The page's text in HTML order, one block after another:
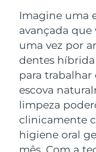
Imagine uma
avançada que
uma vez por
dentes
para
escova
limpeza
clinicamente
higiene oral
mês. Com a
For
Hidratação
Deep
FAQ™
Bósnia e
Herzegovina
Brunei
Bulgária
Canadá
Chile